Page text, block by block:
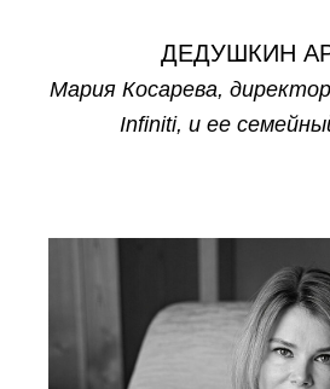
ДЕДУШКИН
Мария Косарева,
Infiniti, и ее